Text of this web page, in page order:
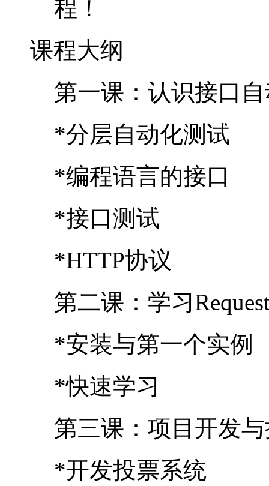
*分层自动化测试
*编程语言的接口
*接口测试
*HTTP协议
第二课：学习
*安装与第一个实例
*快速学习
第三课：项目开发
*开发投票系统
*开发投票系统接口
*系统接口测试
第四课：接口自动